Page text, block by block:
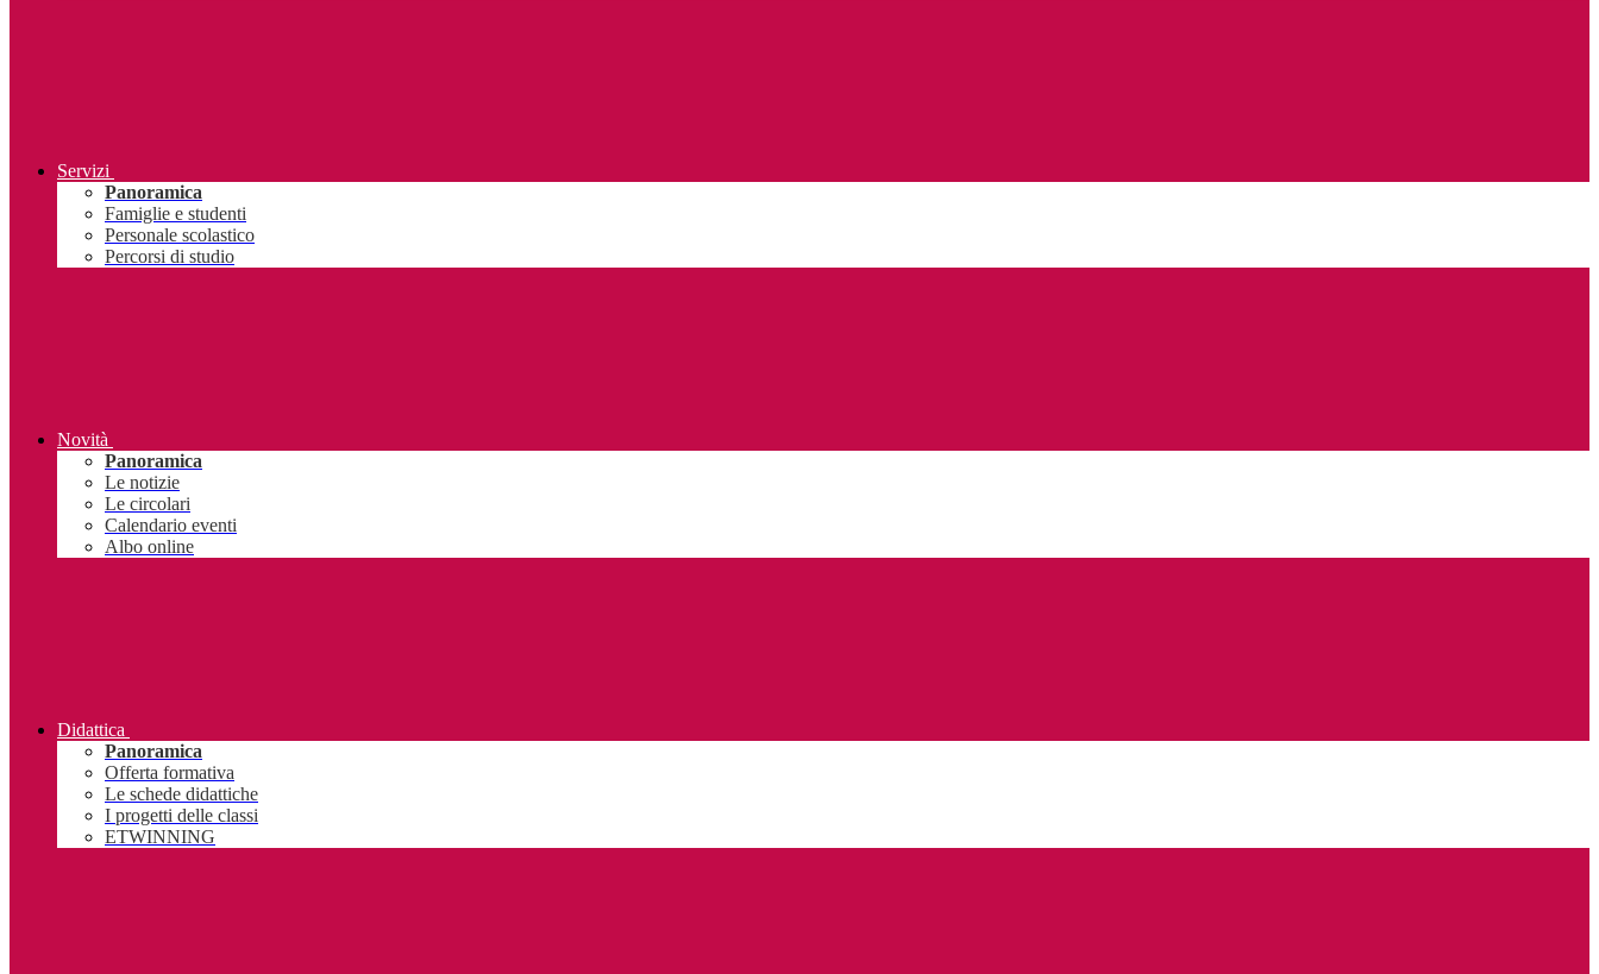
Servizi
Panoramica
Famiglie e studenti
Personale scolastico
Percorsi di studio
Novità
Panoramica
Le notizie
Le circolari
Calendario eventi
Albo online
Didattica
Panoramica
Offerta formativa
Le schede didattiche
I progetti delle classi
ETWINNING